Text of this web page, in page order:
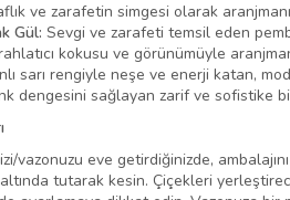
ve zarafetin simgesi olarak
Gül: Sevgi ve zarafeti temsil eden
kokusu ve görünümüyle
sarı rengiyle neşe ve enerji katan,
dengesini sağlayan zarif ve sofistike
vazonuzu eve getirdiğinizde,
tutarak kesin. Çiçekleri